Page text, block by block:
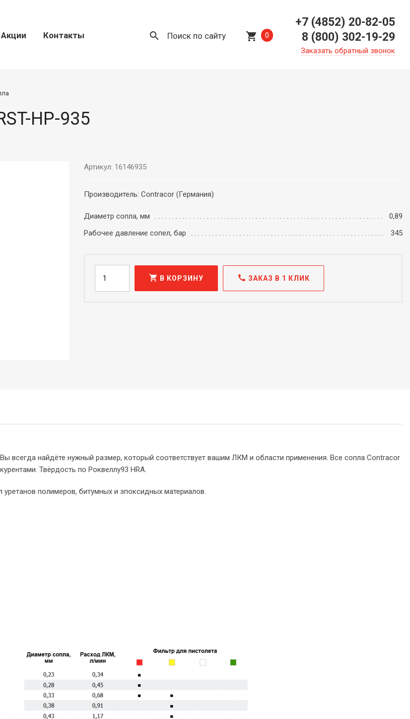
Акции Контакты search Поиск по сайту shopping_cart 0
+7 (4852) 20-82-05
8 (800) 302-19-29
Заказать обратный звонок
HP-935
Артикул: 16146935
Производитель: Contracor (Германия)
Диаметр сопла, мм
0,89
Рабочее давление сопел, бар
345
shopping_cart В КОРЗИНУ call ЗАКАЗ В 1 КЛИК
всегда найдёте нужный размер, который соответствует вашим ЛКМ и области применения. Все сопла Contracor
Твёрдость по Роквеллу93 HRA.
полимеров, битумных и эпоксидных материалов.